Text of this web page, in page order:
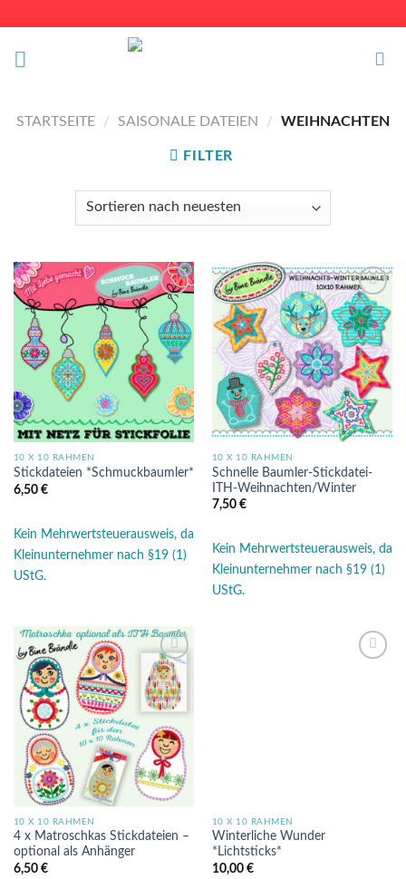
content
STARTSEITE / SAISONALE DATEIEN / WEIHNACHTEN
FILTER
Auf die
Wunschliste
10 X 10 RAHMEN
Stickdateien *Schmuckbaumler*
6,50 €
Kein Mehrwertsteuerausweis, da
Kleinunternehmer nach §19 (1)
UStG.
Auf die
Wunschliste
10 X 10 RAHMEN
Schnelle Baumler-Stickdatei-
ITH-Weihnachten/Winter
7,50 €
Kein Mehrwertsteuerausweis, da
Kleinunternehmer nach §19 (1)
UStG.
Auf die
Wunschliste
10 X 10 RAHMEN
4 x Matroschkas Stickdateien –
optional als Anhänger
6,50 €
10 X 10 RAHMEN
Winterliche Wunder
*Lichtsticks*
10,00 €